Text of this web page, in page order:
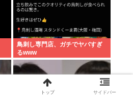
鳥刺し専門店、ガチでヤバすぎ
るwww
トップ サイドバー